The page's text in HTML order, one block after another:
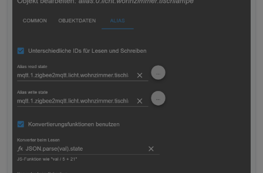
} ,
"last_seen"
"2022-09-18T15:42:01+02:00"
"linkquality": 255,
"state": "OFF",
"update"
"state": "idle"
}
"update_available": false